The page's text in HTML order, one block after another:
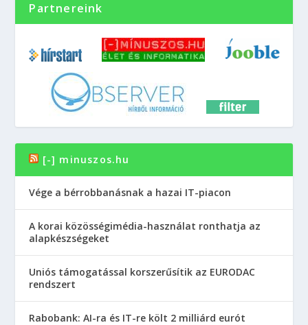
Partnereink
[-] minuszos.hu
Vége a bérrobbanásnak a hazai IT-piacon
A korai közösségimédia-használat ronthatja az
alapkészségeket
Uniós támogatással korszerűsítik az EURODAC
rendszert
Rabobank: AI-ra és IT-re költ 2 milliárd eurót